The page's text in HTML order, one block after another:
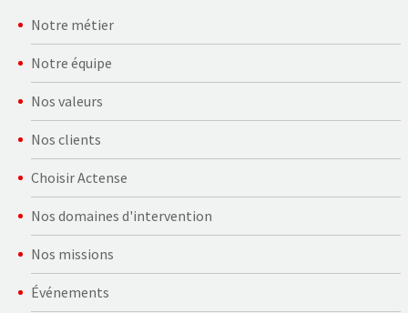
Notre métier
Notre équipe
Nos valeurs
Nos clients
Choisir Actense
Nos domaines d'intervention
Nos missions
Événements